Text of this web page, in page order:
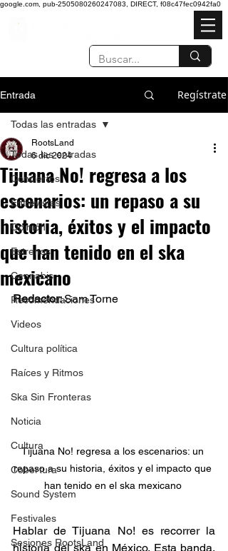
google.com, pub-2505080260247083, DIRECT, f08c47fec0942fa0
Entrada Regístrate
Todas las entradas
Conciertos
Entrevistas
Opinión
Estrenos
Cannabis
Recomendaciones
Videos
Cultura política
Raíces y Ritmos
Ska Sin Fronteras
Noticia
Cultura
Cobertura
Sound System
Festivales
Sesiones RootsLand
Todas las entradas
Tijuana No! regresa a los
escenarios: un repaso a su
historia, éxitos y el impacto
que han tenido en el ska
mexicano
RootsLand
6 dic 2024
Redactor: Sam Torne
Tijuana No! regresa a los escenarios: un
repaso a su historia, éxitos y el impacto que
han tenido en el ska mexicano
Hablar de Tijuana No! es recorrer la
historia del ska en México. Esta banda,